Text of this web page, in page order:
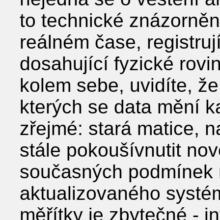
to technické
reálném čase,
dosahující fyzické
kolem sebe, uvidíte,
kterých se data mění
zřejmé: stará matice,
stále pokoušívnutit
současných
aktualizovaného
měřítky je zbytečné -